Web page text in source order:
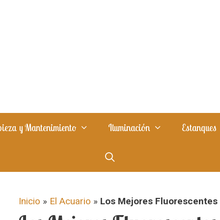
y Mantenimiento Iluminación Estanques
Inicio » El Acuario » Los Mejores Fluorescentes